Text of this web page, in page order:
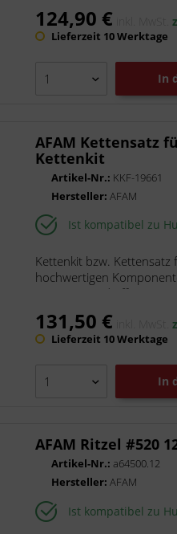
Naraku
NGK
TRW
V Parts
124,90 € inkl. MwSt.
Lieferzeit 10 Werktage
In
AFAM Kettensatz
Kettenkit
Artikel-Nr.: KKF-19661
Hersteller:AFAM
Ist kompatibel zu
Kettenkit bzw.
hochwertigen
Die Kette wird offen mit...
131,50 € inkl. MwSt.
Lieferzeit 10 Werktage
In
AFAM Ritzel #520
Artikel-Nr.: a64500.12
Hersteller:AFAM
Ist kompatibel zu